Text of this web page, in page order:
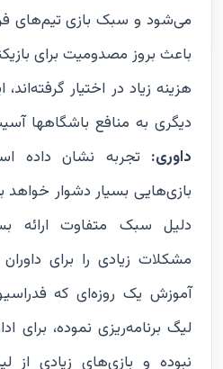
می‌شود و سبک بازی تیم‌های
باعث بروز مصدومیت برای
هزینه زیاد در اختیار
دیگری به منافع باشگاهها
داوری: تجربه نشان داده
بازی‌هایی بسیار دشوار خواهد
دلیل سبک متفاوت ارائه
مشکلات زیادی را برای
آموزش یک روزه‌ای که
لیگ برنامه‌ریزی نموده، برای
نبوده و بازی‌های زیادی از